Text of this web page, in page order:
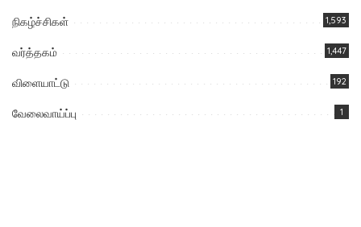
நிகழ்ச்சிகள் 1,593
வர்த்தகம் 1,447
விளையாட்டு 192
வேலைவாய்ப்பு 1